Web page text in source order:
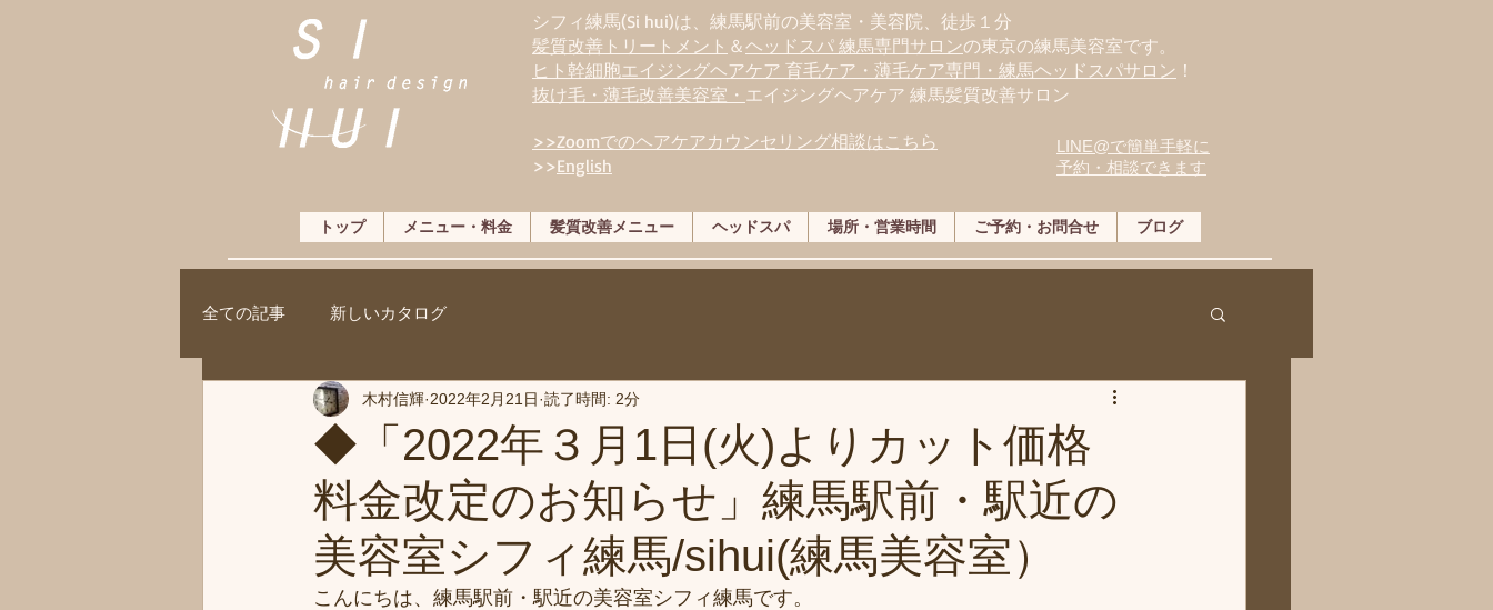
シフィ練馬(Si hui)は、 練馬駅前の美容室・美容院、徒歩１分
髪質改善トリートメント ＆ヘッドスパ 練馬専門サロンの東京の練馬美容室です。
ヒト幹細胞エイジングヘアケア 育毛ケア・薄毛ケア専門・練馬ヘッドスパサロン ！
抜け毛・薄毛改善美容室・ エイジングヘアケア 練馬髪質改善サロン
>>Zoomでのヘアケアカウンセリング相談はこちら
>>English
LINE@で簡単手軽に
予約・相談できます
トップ メニュー・料金 髪質改善メニュー ヘッドスパ 場所・営業時間 ご予約・お問合せ ブログ
全ての記事 新しいカタログ
◆「2022年３月1日(火)よりカット価格
料金改定のお知らせ」練馬駅前・駅近の
美容室シフィ練馬/sihui(練馬美容室）
木村信輝 2022年2月21日 読了時間: 2分
こんにちは、練馬駅前・駅近の美容室シフィ練馬です。